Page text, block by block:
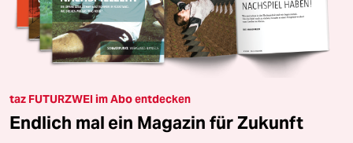
taz FUTURZWEI im Abo entdecken
Endlich mal ein Magazin für Zukunft